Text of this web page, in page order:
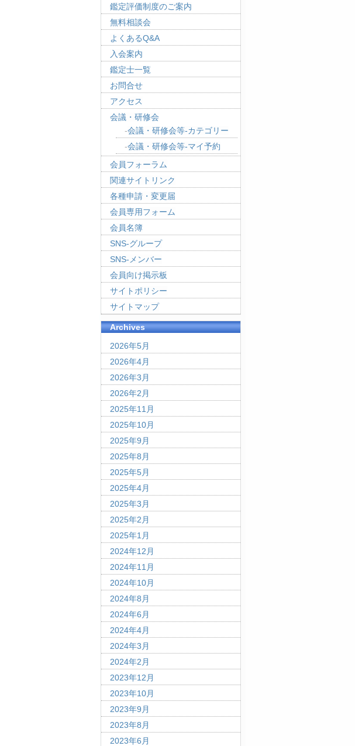
鑑定評価制度のご案内
無料相談会
よくあるQ&A
入会案内
鑑定士一覧
お問合せ
アクセス
会議・研修会
会議・研修会等-カテゴリー
会議・研修会等-マイ予約
会員フォーラム
関連サイトリンク
各種申請・変更届
会員専用フォーム
会員名簿
SNS-グループ
SNS-メンバー
会員向け掲示板
サイトポリシー
サイトマップ
Archives
2026年5月
2026年4月
2026年3月
2026年2月
2025年11月
2025年10月
2025年9月
2025年8月
2025年5月
2025年4月
2025年3月
2025年2月
2025年1月
2024年12月
2024年11月
2024年10月
2024年8月
2024年6月
2024年4月
2024年3月
2024年2月
2023年12月
2023年10月
2023年9月
2023年8月
2023年6月